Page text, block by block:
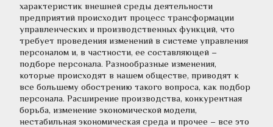
характеристик внешней среды деятельности
предприятий происходит процесс трансформации
управленческих и производственных функций, что
требует проведения изменений в системе управления
персоналом и, в частности, ее составляющей –
подборе персонала. Разнообразные изменения,
которые происходят в нашем обществе, приводят к
все большему обострению такого вопроса, как подбор
персонала. Расширение производства, конкурентная
борьба, изменение экономической модели,
нестабильная экономическая среда и прочее – все это